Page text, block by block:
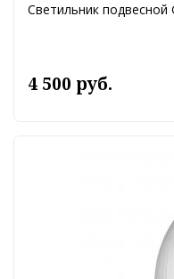
Светильник подвесной
4 500 руб.